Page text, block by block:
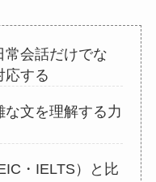
常会話だけでな
応する
文を理解する力
・IELTS）と比